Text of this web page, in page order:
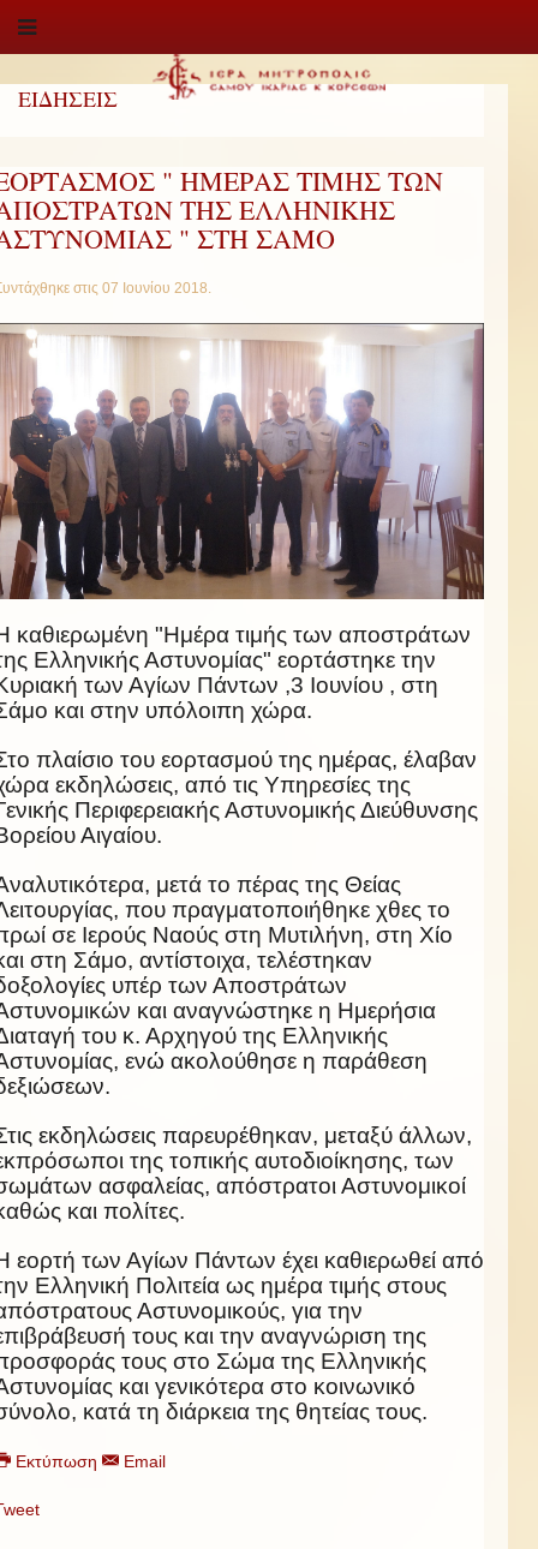
ΕΙΔΗΣΕΙΣ
" ΗΜΕΡΑΣ ΤΙΜΗΣ ΤΩΝ
ΤΗΣ ΕΛΛΗΝΙΚΗΣ
" ΣΤΗ ΣΑΜΟ
στις 07 Ιουνίου 2018.
καθιερωμένη "Ημέρα τιμής των αποστράτων
Ελληνικής Αστυνομίας" εορτάστηκε την
των Αγίων Πάντων ,3 Ιουνίου , στη
και στην υπόλοιπη χώρα.
πλαίσιο του εορτασμού της ημέρας, έλαβαν
εκδηλώσεις, από τις Υπηρεσίες της
Περιφερειακής Αστυνομικής Διεύθυνσης
Αιγαίου.
μετά το πέρας της Θείας
που πραγματοποιήθηκε χθες το
σε Ιερούς Ναούς στη Μυτιλήνη, στη Χίο
στη Σάμο, αντίστοιχα, τελέστηκαν
υπέρ των Αποστράτων
και αναγνώστηκε η Ημερήσια
του κ. Αρχηγού της Ελληνικής
ενώ ακολούθησε η παράθεση
εκδηλώσεις παρευρέθηκαν, μεταξύ άλλων,
της τοπικής αυτοδιοίκησης, των
ασφαλείας, απόστρατοι Αστυνομικοί
και πολίτες.
εορτή των Αγίων Πάντων έχει καθιερωθεί από
Ελληνική Πολιτεία ως ημέρα τιμής στους
Αστυνομικούς, για την
τους και την αναγνώριση της
τους στο Σώμα της Ελληνικής
και γενικότερα στο κοινωνικό
κατά τη διάρκεια της θητείας τους.
Εκτύπωση Email